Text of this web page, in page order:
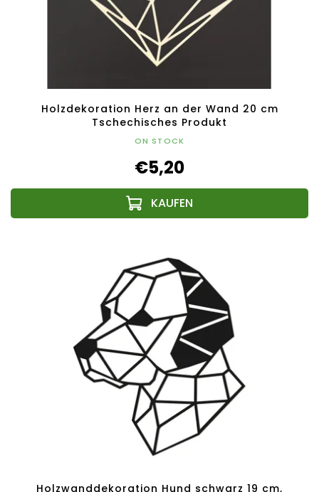
Holzdekoration Herz an der Wand 20 cm
Tschechisches Produkt
ON STOCK
€5,20
Holzwanddekoration Hund schwarz 19 cm,